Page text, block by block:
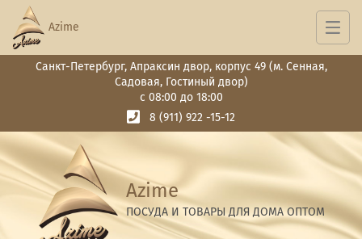
Санкт-Петербург, Апраксин двор, корпус 49 (м. Сенная,
Садовая, Гостиный двор)
с 08:00 до 18:00
8 (911) 922 -15-12
Azime
ПОСУДА И ТОВАРЫ ДЛЯ ДОМА ОПТОМ
Azime